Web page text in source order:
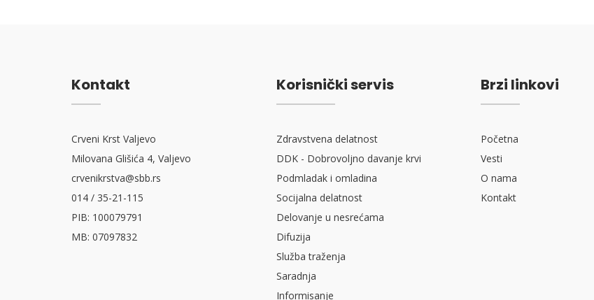
Kontakt
Crveni Krst Valjevo
Milovana Glišića 4, Valjevo
crvenikrstva@sbb.rs
014 / 35-21-115
PIB: 100079791
MB: 07097832
Korisnički servis
Zdravstvena delatnost
DDK - Dobrovoljno davanje krvi
Podmladak i omladina
Socijalna delatnost
Delovanje u nesrećama
Difuzija
Služba traženja
Saradnja
Informisanje
Brzi linkovi
Početna
Vesti
O nama
Kontakt